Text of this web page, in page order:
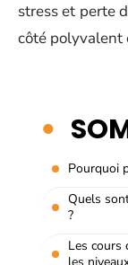
stress et perte
côté polyvalent
Pourquoi
Quels
?
Les cours
les